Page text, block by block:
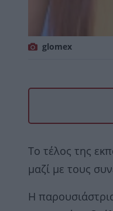
glomex
Το τέλος της
μαζί με τους
Η